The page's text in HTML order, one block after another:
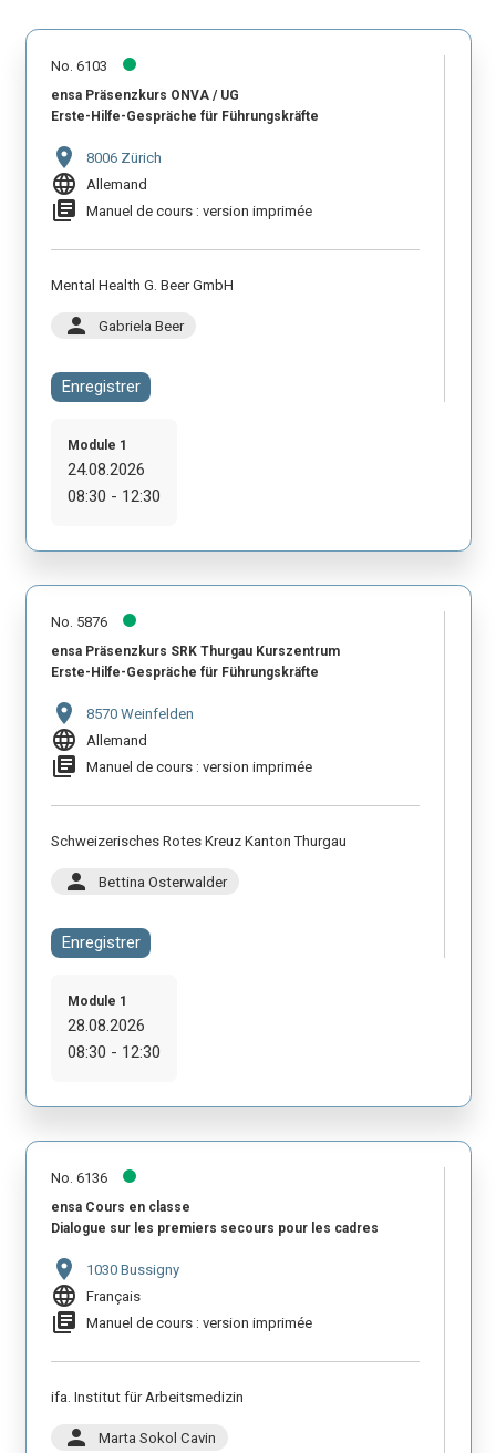
No. 6103
ensa Präsenzkurs ONVA / UG
Erste-Hilfe-Gespräche für Führungskräfte
location_on 8006 Zürich
language Allemand
library_books Manuel de cours : version imprimée
Mental Health G. Beer GmbH
person Gabriela Beer
Enregistrer
Module 1
24.08.2026
08:30 - 12:30
No. 5876
ensa Präsenzkurs SRK Thurgau Kurszentrum
Erste-Hilfe-Gespräche für Führungskräfte
location_on 8570 Weinfelden
language Allemand
library_books Manuel de cours : version imprimée
Schweizerisches Rotes Kreuz Kanton Thurgau
person Bettina Osterwalder
Enregistrer
Module 1
28.08.2026
08:30 - 12:30
No. 6136
ensa Cours en classe
Dialogue sur les premiers secours pour les cadres
location_on 1030 Bussigny
language Français
library_books Manuel de cours : version imprimée
ifa. Institut für Arbeitsmedizin
person Marta Sokol Cavin